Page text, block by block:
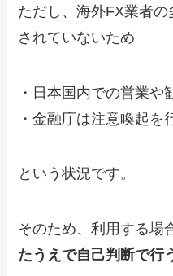
ただし、海外FX業者
されていないため
・日本国内での営業や
・金融庁は注意喚起を
という状況です。
そのため、利用する場
たうえで自己判断で行